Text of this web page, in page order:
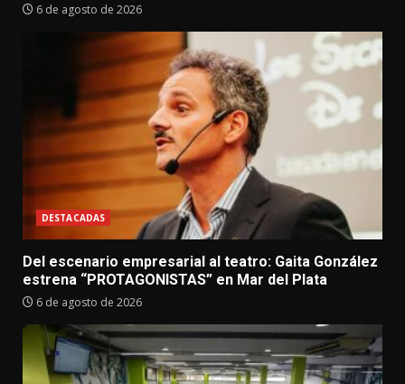
6 de agosto de 2026
DESTACADAS
Del escenario empresarial al teatro: Gaita González
estrena “PROTAGONISTAS” en Mar del Plata
6 de agosto de 2026